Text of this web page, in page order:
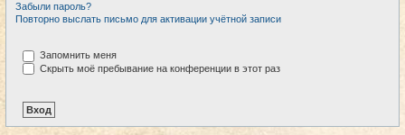
Забыли пароль?
Повторно выслать письмо для активации учётной записи
Запомнить меня
Скрыть моё пребывание на конференции в этот раз